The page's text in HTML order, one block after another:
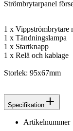
Strömbrytarpanel
1 x Vippströmbrytare
1 x Tändningslampa
1 x Startknapp
1 x Relä och kablage
Storlek: 95x67mm
Specifikation
Artikelnummer